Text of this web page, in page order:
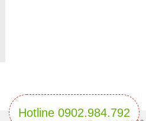
Hotline 0902.984.792